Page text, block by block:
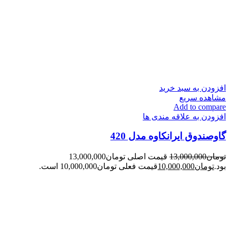
افزودن به سبد خرید
مشاهده سریع
Add to compare
افزودن به علاقه مندی ها
گاوصندوق ایرانکاوه مدل 420
تومان13,000,000
قیمت اصلی تومان13,000,000
بود.تومان10,000,000قیمت فعلی تومان10,000,000 است.